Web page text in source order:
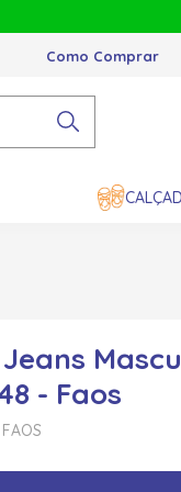
Como Comprar
- Faos